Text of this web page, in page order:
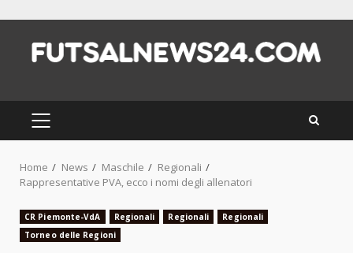
content
PRIMARY
MENU
Home News Maschile
Regionali
Rappresentative PVA, ecco i nomi degli allenatori
CR Piemonte-VdA Regionali Regionali
Regionali
Torneo delle Regioni